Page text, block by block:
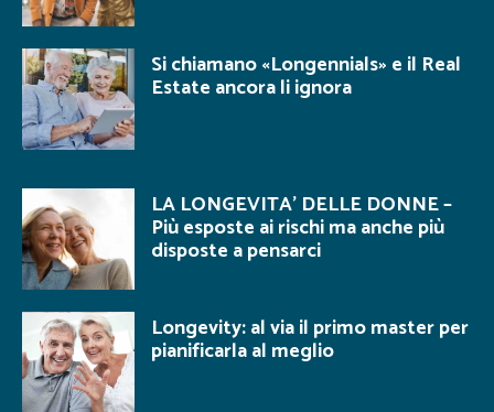
Si chiamano «Longennials» e il Real
Estate ancora li ignora
LA LONGEVITA’ DELLE DONNE –
Più esposte ai rischi ma anche più
disposte a pensarci
Longevity: al via il primo master per
pianificarla al meglio